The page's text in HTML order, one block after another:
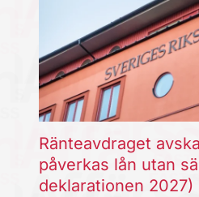
Ränteavdraget
påverkas lån utan
deklarationen 2027)